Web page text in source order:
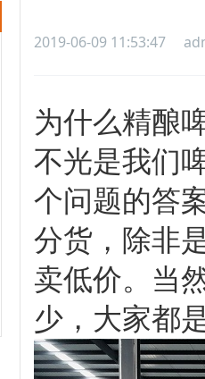
2019-06-09 11:53:47
为什么精酿
不光是我们
个问题的答
分货，除非
卖低价。当
少，大家都